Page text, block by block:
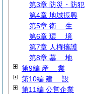
第3章 防災・防犯
第4章 地域振興
第5章 衛 生
第6章 環 境
第7章 人権擁護
第8章 墓 地
第9編 産 業
第10編 建 設
第11編 公営企業